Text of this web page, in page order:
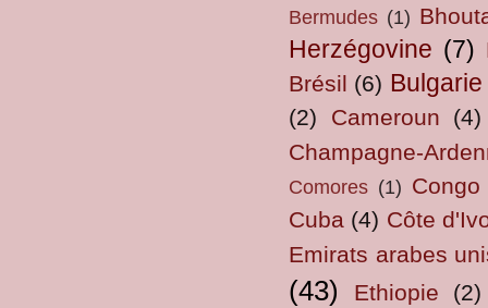
Bermudes (1)
Herzégovine (7)
Brésil (6) Bulgarie
(2) Cameroun
(4)
Champagne-
Comores (1) Congo
Cuba (4) Côte
Emirats arabes
(43) Ethiopie (2)